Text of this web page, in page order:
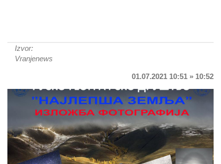
Izvor:
Vranjenews
01.07.2021 10:51 » 10:52